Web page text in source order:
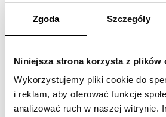
Zgoda Szczegóły
Niniejsza strona korzysta z plików
Wykorzystujemy pliki cookie do
i reklam, aby oferować funkcje
analizować ruch w naszej witrynie.